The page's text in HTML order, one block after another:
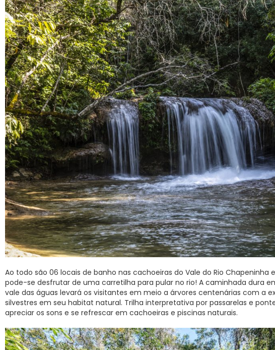
Ao todo são 06 locais de banho nas cachoeiras do Vale do Rio Chapeninha
pode-se desfrutar de uma carretilha para pular no rio! A caminhada dura
vale das águas levará os visitantes em meio a árvores centenárias com a
silvestres em seu habitat natural. Trilha interpretativa por passarelas e
apreciar os sons e se refrescar em cachoeiras e piscinas naturais.